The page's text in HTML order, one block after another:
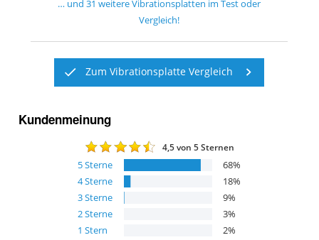
… und31 weitereVibrationsplatten im Test oder
Vergleich!
Zum Vibrationsplatte Vergleich
Kundenmeinung
4,5von 5 Sternen
5Sterne 68%
4Sterne 18%
3Sterne 9%
2Sterne 3%
1 Stern 2%